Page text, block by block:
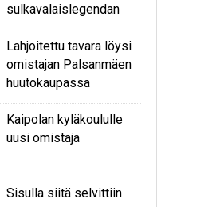
sulkavalaislegendan
Lahjoitettu tavara löysi
omistajan Palsanmäen
huutokaupassa
Kaipolan kyläkoululle
uusi omistaja
Sisulla siitä selvittiin